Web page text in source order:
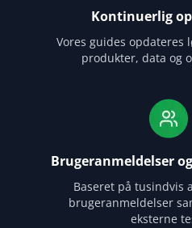
Kontinuerlig
Vores guides opdateres
produkter, data og
Brugeranmeldelser
Baseret på tusindvis
brugeranmeldelser
eksterne